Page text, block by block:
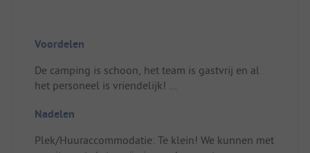
Voordelen
De camping is schoon, het team is gastvrij en al
het personeel is vriendelijk!
Plek/Huuraccommodatie: Het is functioneel.
Nadelen
Plek/Huuraccommodatie: Te klein! We kunnen met